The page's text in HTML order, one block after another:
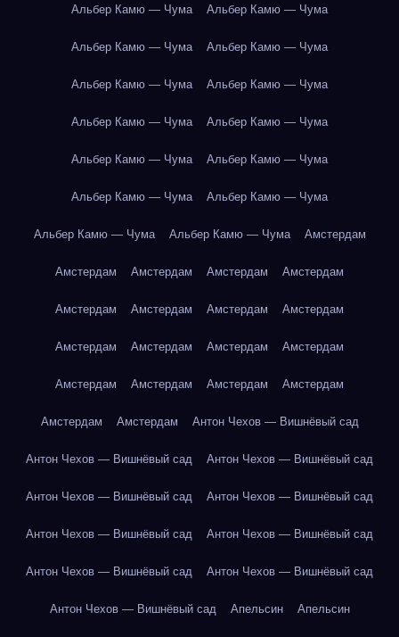
Альбер Камю — Чума Альбер Камю — Чума
Альбер Камю — Чума Альбер Камю — Чума
Альбер Камю — Чума Альбер Камю — Чума
Альбер Камю — Чума Альбер Камю — Чума
Альбер Камю — Чума Альбер Камю — Чума
Альбер Камю — Чума Альбер Камю — Чума
Альбер Камю — Чума Альбер Камю — Чума Амстердам
Амстердам Амстердам Амстердам Амстердам
Амстердам Амстердам Амстердам Амстердам
Амстердам Амстердам Амстердам Амстердам
Амстердам Амстердам Амстердам Амстердам
Амстердам Амстердам Антон Чехов — Вишнёвый сад
Антон Чехов — Вишнёвый сад Антон Чехов — Вишнёвый сад
Антон Чехов — Вишнёвый сад Антон Чехов — Вишнёвый сад
Антон Чехов — Вишнёвый сад Антон Чехов — Вишнёвый сад
Антон Чехов — Вишнёвый сад Антон Чехов — Вишнёвый сад
Антон Чехов — Вишнёвый сад Апельсин Апельсин